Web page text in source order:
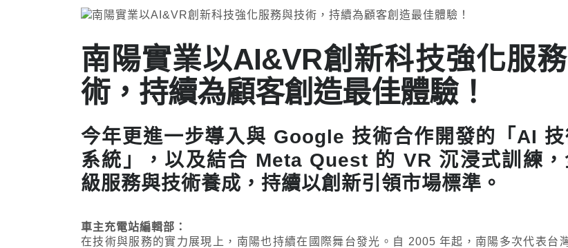
南陽實業以AI&VR創新科技強化服
術，持續為顧客創造最佳體驗！
今年更進一步導入與 Google 技術合作開發的「AI
系統」，以及結合 Meta Quest 的 VR 沉浸式訓練，
級服務與技術養成，持續以創新引領市場標準。
車主充電站編輯部：
在技術與服務的實力展現上，南陽也持續在國際舞台發光。自 2005 年起，南陽多次代表台